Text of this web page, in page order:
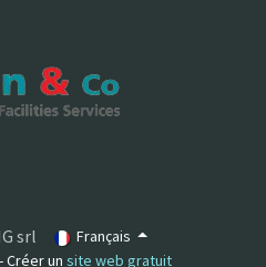
srl
Français
- Créer unsite web gratuit